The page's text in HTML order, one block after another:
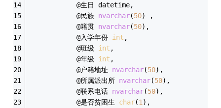
			@生日 datetime,
			@民族
nvarchar(50) ,
			@籍贯
nvarchar(50),
			@入学年份
int ,
			@班级
int ,
			@年级
int ,
			@户籍地址
nvarchar(50),
			@所属派出所
nvarchar(50),
			@联系电话
nvarchar(50),
			@是否贫困生
char(1 ),